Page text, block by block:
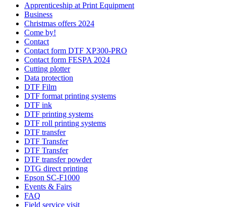
Apprenticeship at Print Equipment
Business
Christmas offers 2024
Come by!
Contact
Contact form DTF XP300-PRO
Contact form FESPA 2024
Cutting plotter
Data protection
DTF Film
DTF format printing systems
DTF ink
DTF printing systems
DTF roll printing systems
DTF transfer
DTF Transfer
DTF Transfer
DTF transfer powder
DTG direct printing
Epson SC-F1000
Events & Fairs
FAQ
Field service visit